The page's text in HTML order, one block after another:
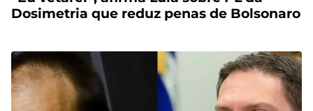
Dosimetria que reduz penas de Bolsonaro